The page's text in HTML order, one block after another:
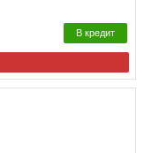
В кредит